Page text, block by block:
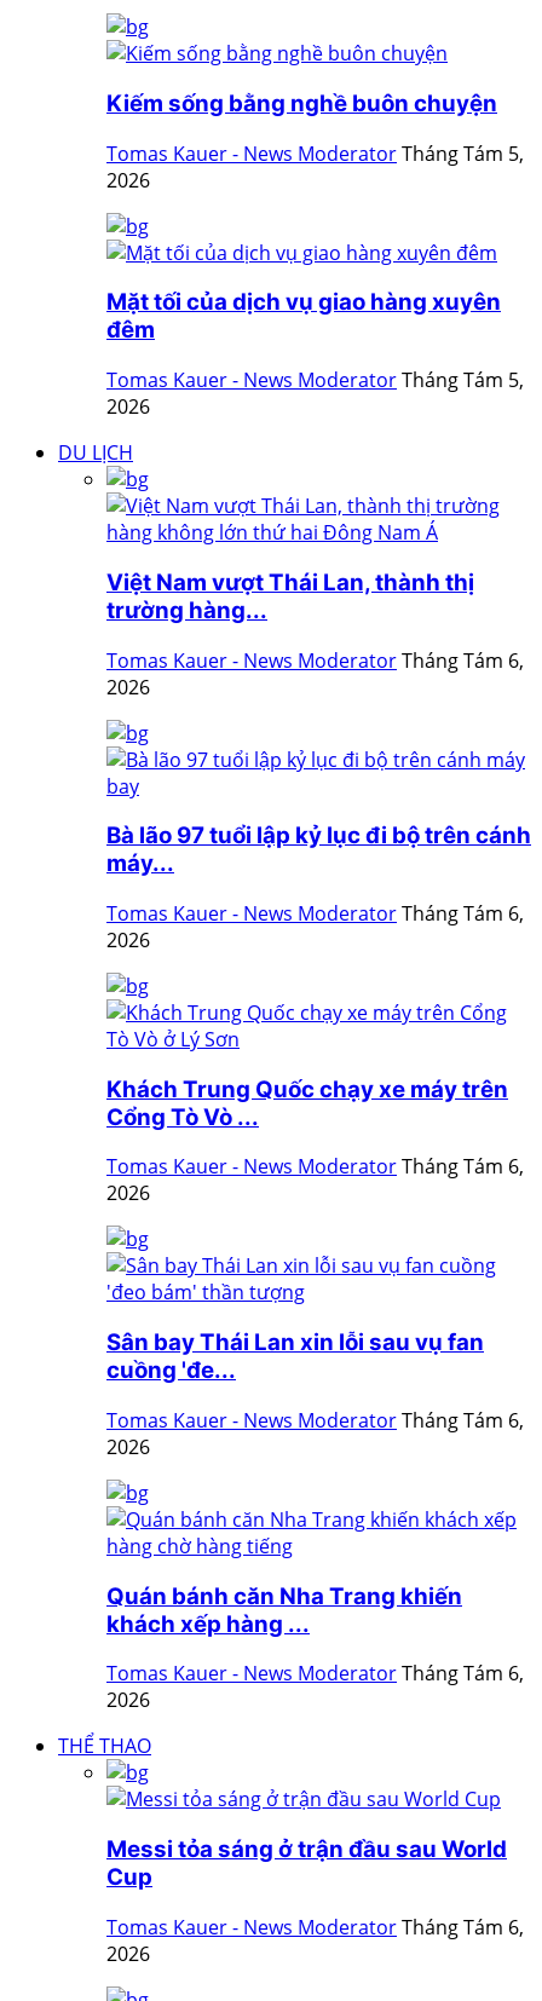
Kiếm sống bằng nghề buôn chuyện
Tomas Kauer - News ModeratorTháng Tám 5,
2026
Mặt tối của dịch vụ giao hàng xuyên
đêm
Tomas Kauer - News ModeratorTháng Tám 5,
2026
DU LỊCH
Việt Nam vượt Thái Lan, thành thị
trường hàng...
Tomas Kauer - News ModeratorTháng Tám 6,
2026
Bà lão 97 tuổi lập kỷ lục đi bộ trên cánh
máy...
Tomas Kauer - News ModeratorTháng Tám 6,
2026
Khách Trung Quốc chạy xe máy trên
Cổng Tò Vò ...
Tomas Kauer - News ModeratorTháng Tám 6,
2026
Sân bay Thái Lan xin lỗi sau vụ fan
cuồng 'đe...
Tomas Kauer - News ModeratorTháng Tám 6,
2026
Quán bánh căn Nha Trang khiến
khách xếp hàng ...
Tomas Kauer - News ModeratorTháng Tám 6,
2026
THỂ THAO
Messi tỏa sáng ở trận đầu sau World
Cup
Tomas Kauer - News ModeratorTháng Tám 6,
2026